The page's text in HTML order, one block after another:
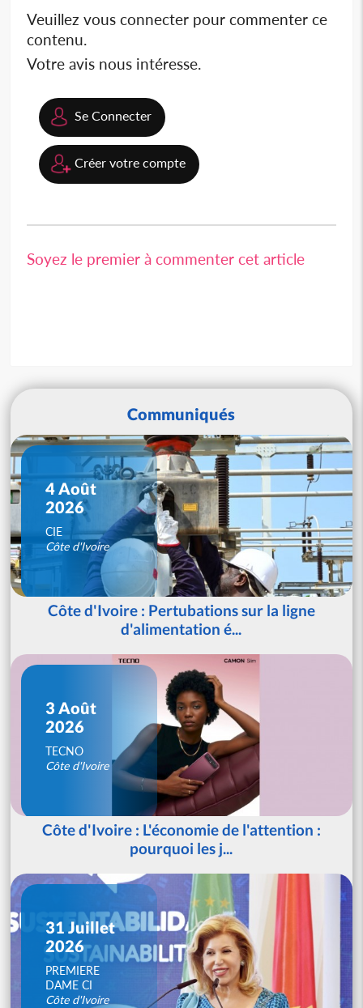
Veuillez vous connecter pour commenter ce
contenu.
Votre avis nous intéresse.
Se Connecter
Créer votre compte
Soyez le premier à commenter cet article
Communiqués
4 Août
2026
CIE
Côte d'Ivoire
Côte d'Ivoire : Pertubations sur la ligne
d'alimentation é...
3 Août
2026
TECNO
Côte d'Ivoire
Côte d'Ivoire : L'économie de l'attention :
pourquoi les j...
31 Juillet
2026
PREMIERE
DAME CI
Côte d'Ivoire